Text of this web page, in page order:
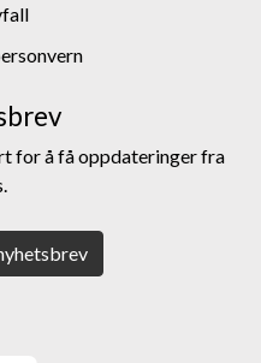
for å få oppdateringer fra